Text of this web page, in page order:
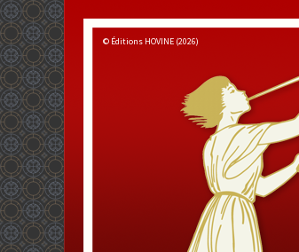
© Éditions HOVINE (2026)